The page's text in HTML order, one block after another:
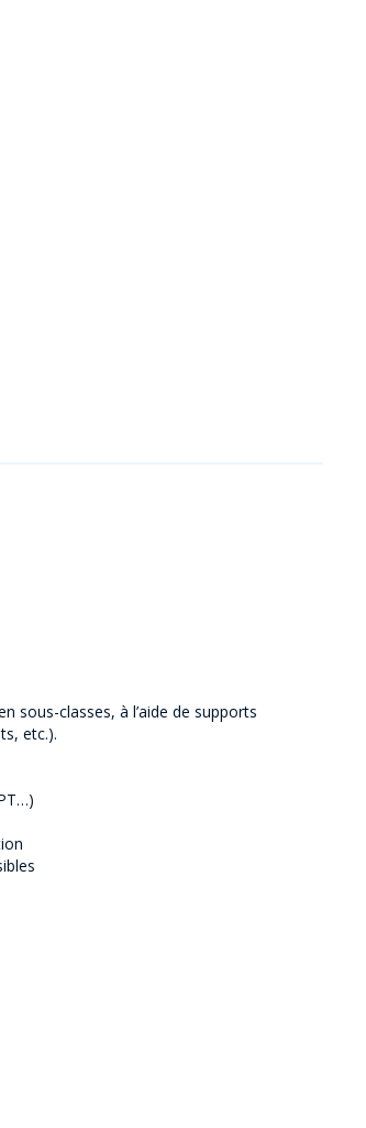
sous-classes, à l’aide de supports
etc.).